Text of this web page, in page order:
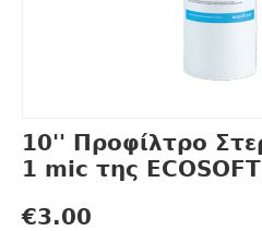
10'' Προφίλτρο
1 mic της ECOSOFT
€3.00